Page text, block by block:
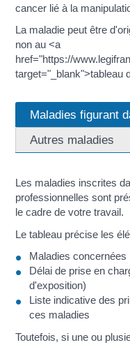
cancer lié à la
La maladie peut être
non au <a
href="https://
target="_blank">tableau
Maladies figurant
Autres maladies
Les maladies inscrites
professionnelles sont
le cadre de votre travail.
Le tableau précise les
Maladies concernées
Délai de prise en
d'exposition)
Liste indicative des
ces maladies
Toutefois, si une ou